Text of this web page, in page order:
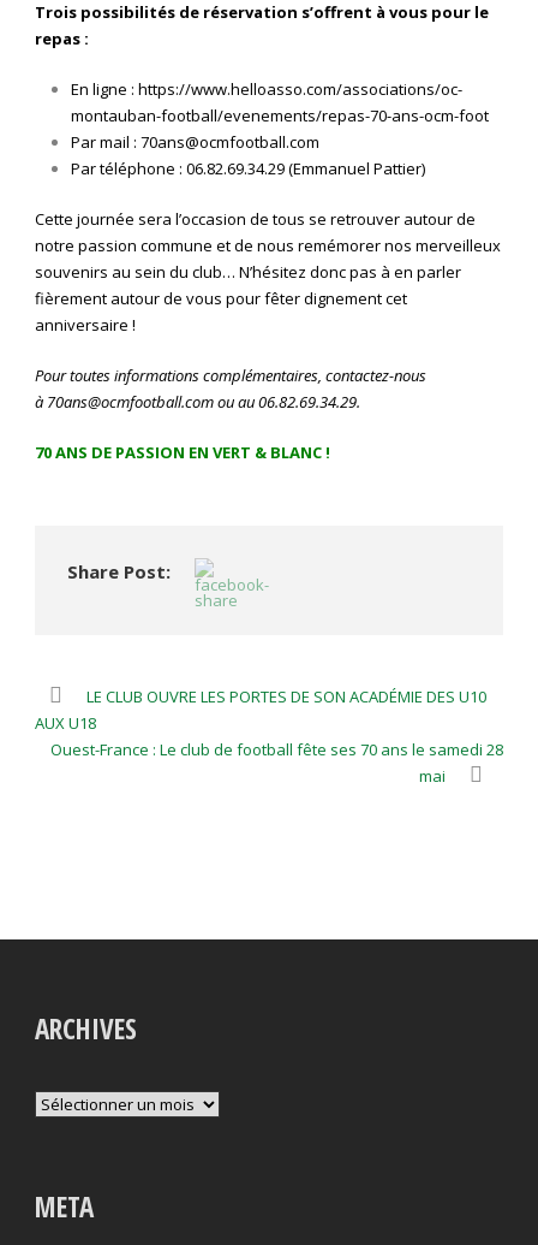
Trois possibilités de réservation s’offrent à vous pour le
repas :
En ligne : https://www.helloasso.com/associations/oc-
montauban-football/evenements/repas-70-ans-ocm-foot
Par mail : 70ans@ocmfootball.com
Par téléphone : 06.82.69.34.29 (Emmanuel Pattier)
Cette journée sera l’occasion de tous se retrouver autour de
notre passion commune et de nous remémorer nos merveilleux
souvenirs au sein du club… N’hésitez donc pas à en parler
fièrement autour de vous pour fêter dignement cet
anniversaire !
Pour toutes informations complémentaires, contactez-nous
à 70ans@ocmfootball.comou au 06.82.69.34.29.
70 ANS DE PASSION EN VERT & BLANC !
Share Post:
LE CLUB OUVRE LES PORTES DE SON ACADÉMIE DES U10
AUX U18
Ouest-France : Le club de football fête ses 70 ans le samedi 28
mai
ARCHIVES
Archives
META